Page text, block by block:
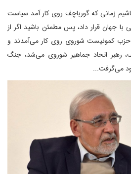
زمانی که گورباچف روی کار آمد سیاست
با جهان قرار داد، پس مطمئن باشید اگر از
کمونیست شوروی روی کار می‌آمدند و
رهبر اتحاد جماهیر شوروی می‌شد، جنگ
می‌گرفت...